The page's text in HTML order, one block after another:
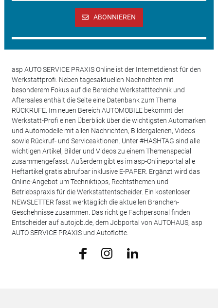
ABONNIEREN
asp AUTO SERVICE PRAXIS Online ist der Internetdienst für den
Werkstattprofi. Neben tagesaktuellen Nachrichten mit
besonderem Fokus auf die Bereiche Werkstatttechnik und
Aftersales enthält die Seite eine Datenbank zum Thema
RÜCKRUFE. Im neuen Bereich AUTOMOBILE bekommt der
Werkstatt-Profi einen Überblick über die wichtigsten Automarken
und Automodelle mit allen Nachrichten, Bildergalerien, Videos
sowie Rückruf- und Serviceaktionen. Unter #HASHTAG sind alle
wichtigen Artikel, Bilder und Videos zu einem Themenspecial
zusammengefasst. Außerdem gibt es im asp-Onlineportal alle
Heftartikel gratis abrufbar inklusive E-PAPER. Ergänzt wird das
Online-Angebot um Techniktipps, Rechtsthemen und
Betriebspraxis für die Werkstattentscheider. Ein kostenloser
NEWSLETTER fasst werktäglich die aktuellen Branchen-
Geschehnisse zusammen. Das richtige Fachpersonal finden
Entscheider auf autojob.de, dem Jobportal von AUTOHAUS, asp
AUTO SERVICE PRAXIS und Autoflotte.